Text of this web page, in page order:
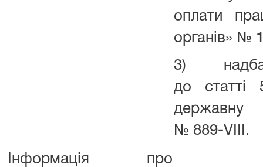
оплати
органів» №
3)
до статті
державну
№ 889-VIII.
Інформація про